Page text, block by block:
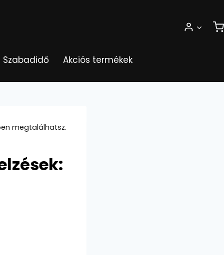
Szabadidő Akciós termékek
megtalálhatsz.